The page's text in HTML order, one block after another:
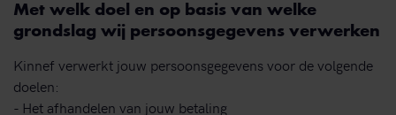
Met welk doel en op basis van welke
grondslag wij persoonsgegevens verwerken
Kinnef verwerkt jouw persoonsgegevens voor de volgende
doelen:
- Het afhandelen van jouw betaling